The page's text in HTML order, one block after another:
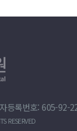
자등록번호: 605-
RESERVED